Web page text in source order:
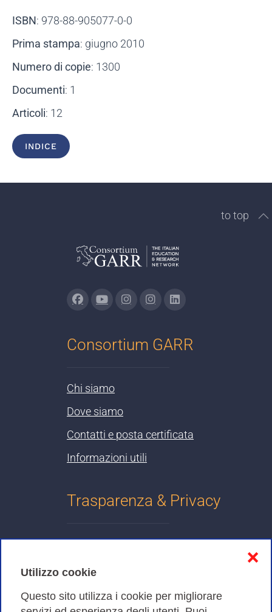
Utilizzo cookie
Questo sito utilizza i cookie per migliorare
❌
ISBN: 978-88-905077-0-0
Prima stampa: giugno 2010
Numero di copie: 1300
Documenti: 1
Articoli: 12
INDICE
to top
Consortium GARR
Chi siamo
Dove siamo
Contatti e posta certificata
Informazioni utili
Trasparenza & Privacy
Cookies Policy
Amministrazione trasparente